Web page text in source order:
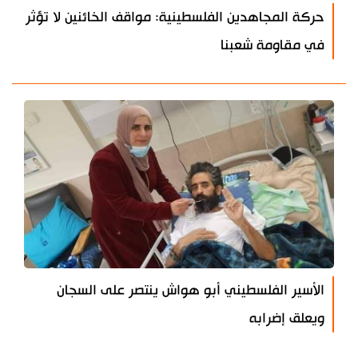
حركة المجاهدين الفلسطينية: مواقف الخائنين لا تؤثر
في مقاومة شعبنا
الأسير الفلسطيني أبو هواش ينتصر على السجان
ويعلق إضرابه